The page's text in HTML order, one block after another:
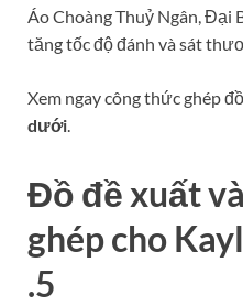
Áo Choàng Thuỷ Ngân, Đại
tăng tốc độ đánh và sát
Xem ngay công thức ghép
dưới.
Đồ đề xuất
ghép cho
.5